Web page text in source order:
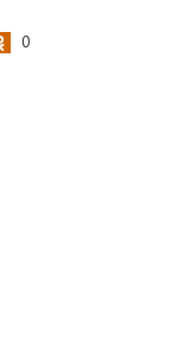
0